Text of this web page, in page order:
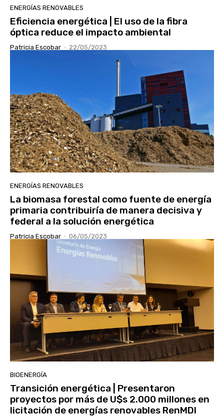
ENERGÍAS RENOVABLES
Eficiencia energética | El uso de la fibra
óptica reduce el impacto ambiental
Patricia Escobar - 22/05/2023
ENERGÍAS RENOVABLES
La biomasa forestal como fuente de energía
primaria contribuiría de manera decisiva y
federal a la solución energética
Patricia Escobar - 06/05/2023
BIOENERGÍA
Transición energética | Presentaron
proyectos por más de U$s 2.000 millones en
licitación de energías renovables RenMDI